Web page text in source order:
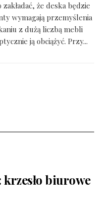
że deska będzie
wymagają przemyślenia
z dużą liczbą mebli
ją obciążyć. Przy...
biurowe